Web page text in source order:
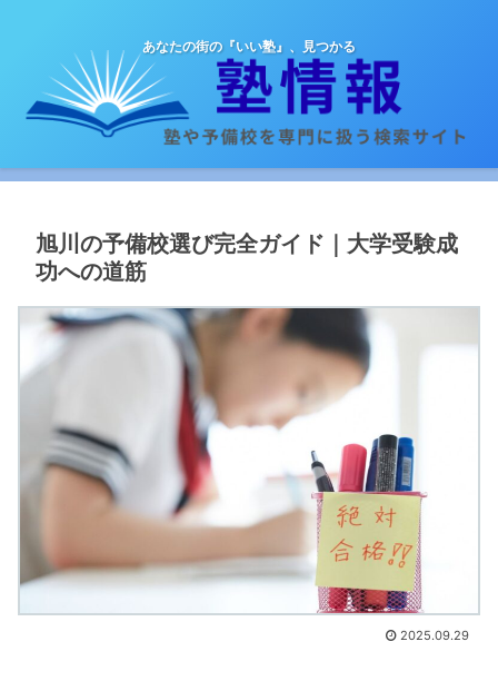
あなたの街の『いい塾』、見つかる
旭川の予備校選び完全ガイド｜大学受験成
功への道筋
2025.09.29